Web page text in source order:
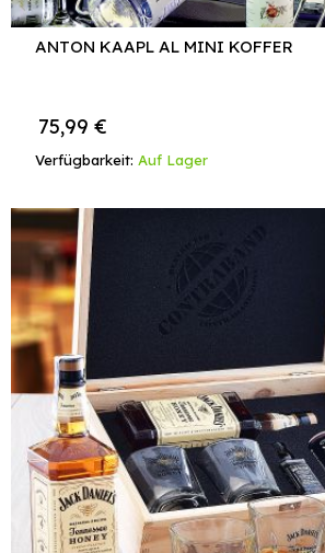
ANTON KAAPL AL MINI KOFFER
Verfügbarkeit: Auf Lager
75,99 €